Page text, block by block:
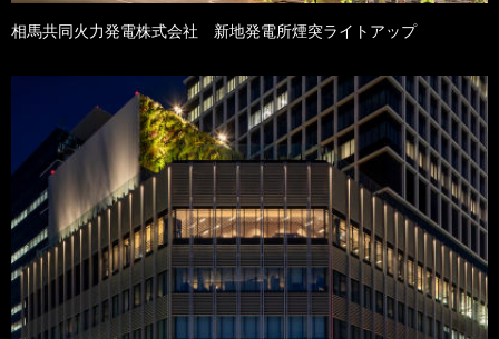
相馬共同火力発電株式会社 新地発電所煙突ライトアップ